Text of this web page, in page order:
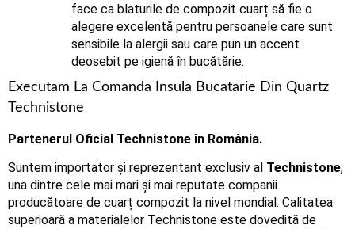
face ca blaturile de compozit cuarț să fie o
alegere excelentă pentru persoanele care sunt
sensibile la alergii sau care pun un accent
deosebit pe igienă în bucătărie.
Executam La Comanda Insula Bucatarie Din Quartz
Technistone
Partenerul Oficial Technistone în România.
Suntem importator și reprezentant exclusiv al Technistone,
una dintre cele mai mari și mai reputate companii
producătoare de cuarț compozit la nivel mondial. Calitatea
superioară a materialelor Technistone este dovedită de